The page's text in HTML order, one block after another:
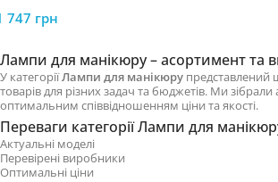
747 грн
Лампи для манікюру – асортимент та
У категоріїЛампи для манікюру представлений
товарів для різних задач та бюджетів. Ми зібрали
оптимальним співвідношенням ціни та якості.
Переваги категорії Лампи для
Актуальні моделі
Перевірені виробники
Оптимальні ціни